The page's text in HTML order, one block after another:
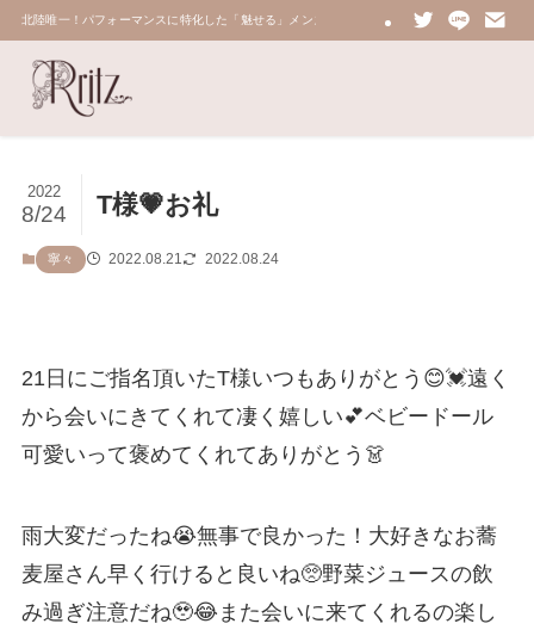
北陸唯一！パフォーマンスに特化した「魅せる」メンズエステ 鼠蹊部・密着・総合技術力
T様💗お礼
2022
8/24
寧々 2022.08.21 2022.08.24
21日にご指名頂いたT様いつもありがとう😊💓遠く
から会いにきてくれて凄く嬉しい💕ベビードール
可愛いって褒めてくれてありがとう👗
雨大変だったね😭無事で良かった！大好きなお蕎
麦屋さん早く行けると良いね🥺野菜ジュースの飲
み過ぎ注意だね🥹😂また会いに来てくれるの楽し